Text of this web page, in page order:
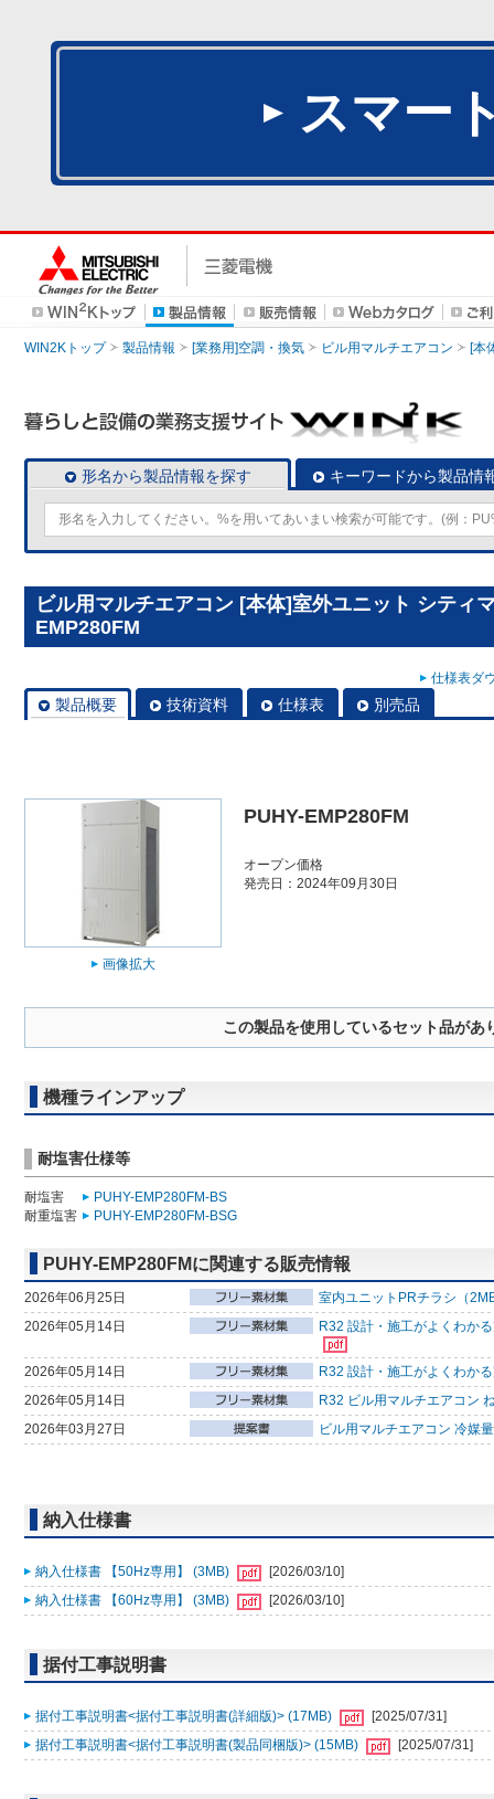
スマー
WIN2Kトップ 製品情報 [業務用]空調・換気 ビル用マルチエアコン [本
形名から製品情報を探す キーワードから製品情
ビル用マルチエアコン [本体]室外ユニット シティ
EMP280FM
仕様表ダ
製品概要 技術資料 仕様表 別売品
画像拡大
PUHY-EMP280FM
オープン価格
発売日：2024年09月30日
この製品を使用しているセット品があ
機種ラインアップ
耐塩害仕様等
耐塩害
PUHY-EMP280FM-BS
耐重塩害
PUHY-EMP280FM-BSG
PUHY-EMP280FMに関連する販売情報
2026年06月25日
室内ユニットPRチラシ（
2026年05月14日
R32 設計・施工がよくわか
2026年05月14日
R32 設計・施工がよくわか
2026年05月14日
R32 ビル用マルチエアコン
2026年03月27日
ビル用マルチエアコン 冷媒
納入仕様書
納入仕様書 【50Hz専用】 (3MB)
[2026/03/10]
納入仕様書 【60Hz専用】 (3MB)
[2026/03/10]
据付工事説明書
据付工事説明書<据付工事説明書(詳細版)> (17MB)
[2025/07/31]
据付工事説明書<据付工事説明書(製品同梱版)> (15MB)
[2025/07/31]